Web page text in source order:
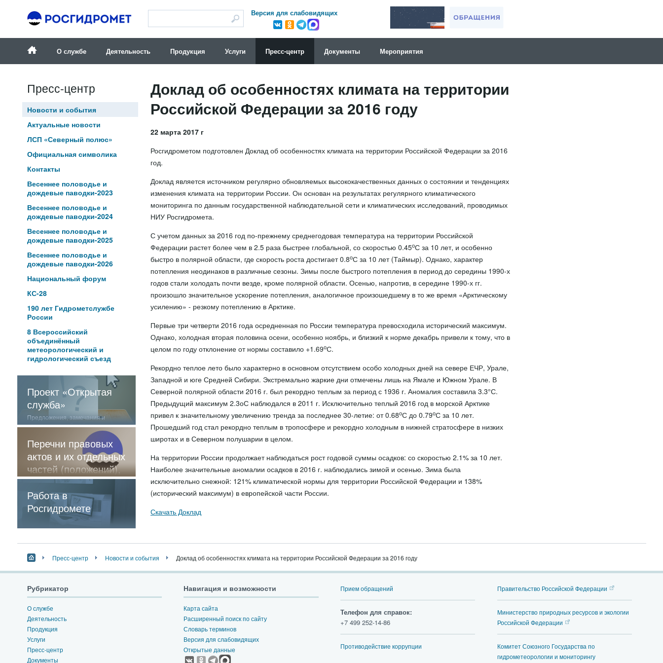
Версия для слабовидящих
О службе Деятельность Продукция Услуги Пресс-центр Документы Мероприятия
Пресс-центр
Новости и события
Актуальные новости
ЛСП «Северный полюс»
Официальная символика
Контакты
Весеннее половодье и
дождевые паводки-2023
Весеннее половодье и
дождевые паводки-2024
Весеннее половодье и
дождевые паводки-2025
Весеннее половодье и
дождевые паводки-2026
Национальный форум
КС-28
190 лет Гидрометслужбе
России
8 Всероссийский
объединённый
метеорологический и
гидрологический съезд
Проект «Открытая
служба»
Предложения, замечания и
отзывы о нашей работе
Перечни правовых
актов и их отдельных
частей (положений),
содержащие
обязательные
требования
Работа в
Росгидромете
Доклад об особенностях климата на территории
Российской Федерации за 2016 году
22 марта 2017 г
Росгидрометом подготовлен Доклад об особенностях климата на территории Российской Федерации за 2016
год.
Доклад является источником регулярно обновляемых высококачественных данных о состоянии и тенденциях
изменения климата на территории России. Он основан на результатах регулярного климатического
мониторинга по данным государственной наблюдательной сети и климатических исследований, проводимых
НИУ Росгидромета.
С учетом данных за 2016 год по-прежнему среднегодовая температура на территории Российской
Федерации растет более чем в 2.5 раза быстрее глобальной, со скоростью 0.45оС за 10 лет, и особенно
быстро в полярной области, где скорость роста достигает 0.8оС за 10 лет (Таймыр). Однако, характер
потепления неодинаков в различные сезоны. Зимы после быстрого потепления в период до середины 1990-х
годов стали холодать почти везде, кроме полярной области. Осенью, напротив, в середине 1990-х гг.
произошло значительное ускорение потепления, аналогичное произошедшему в то же время «Арктическому
усилению» - резкому потеплению в Арктике.
Первые три четверти 2016 года осредненная по России температура превосходила исторический максимум.
Однако, холодная вторая половина осени, особенно ноябрь, и близкий к норме декабрь привели к тому, что в
целом по году отклонение от нормы составило +1.69оС.
Рекордно теплое лето было характерно в основном отсутствием особо холодных дней на севере ЕЧР, Урале,
Западной и юге Средней Сибири. Экстремально жаркие дни отмечены лишь на Ямале и Южном Урале. В
Северной полярной области 2016 г. был рекордно теплым за период с 1936 г. Аномалия составила 3.3°С.
Предыдущий максимум 2.3оС наблюдался в 2011 г. Исключительно теплый 2016 год в морской Арктике
привел к значительному увеличению тренда за последнее 30-летие: от 0.68оС до 0.79оС за 10 лет.
Прошедший год стал рекордно теплым в тропосфере и рекордно холодным в нижней стратосфере в низких
широтах и в Северном полушарии в целом.
На территории России продолжает наблюдаться рост годовой суммы осадков: со скоростью 2.1% за 10 лет.
Наиболее значительные аномалии осадков в 2016 г. наблюдались зимой и осенью. Зима была
исключительно снежной: 121% климатической нормы для территории Российской Федерации и 138%
(исторический максимум) в европейской части России.
Скачать Доклад
Пресс-центр Новости и события Доклад об особенностях климата на территории Российской Федерации за 2016 году
Рубрикатор
О службе
Деятельность
Продукция
Услуги
Пресс-центр
Документы
Навигация и возможности
Карта сайта
Расширенный поиск по сайту
Словарь терминов
Версия для слабовидящих
Открытые данные
Прием обращений
Телефон для справок:
+7 499 252-14-86
Противодействие коррупции
Правительство Российской Федерации
Министерство природных ресурсов и экологии
Российской Федерации
Комитет Союзного Государства по
гидрометеорологии и мониторингу